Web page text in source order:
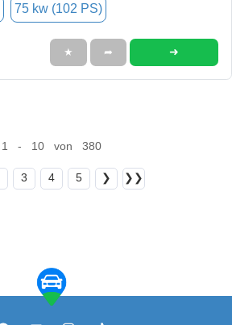
75 kw (102 PS)
★ ➦ ➜
1 - 10 von 380
3 4 5 ❯ ❯❯